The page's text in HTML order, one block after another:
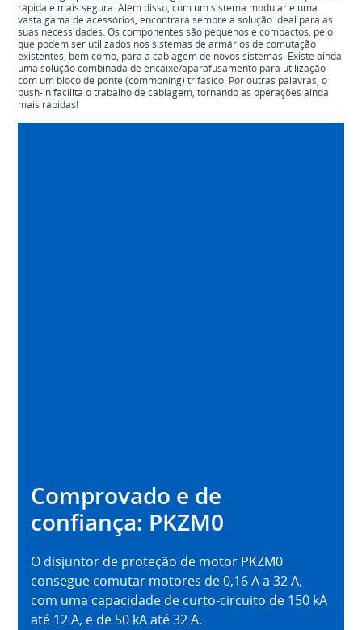
rápida e mais segura. Além disso, com um sistema modular e uma
vasta gama de acessórios, encontrará sempre a solução ideal para as
suas necessidades. Os componentes são pequenos e compactos, pelo
que podem ser utilizados nos sistemas de armários de comutação
existentes, bem como, para a cablagem de novos sistemas. Existe ainda
uma solução combinada de encaixe/aparafusamento para utilização
com um bloco de ponte (commoning) trifásico. Por outras palavras, o
push-in facilita o trabalho de cablagem, tornando as operações ainda
mais rápidas!
Comprovado e de
confiança: PKZM0
O disjuntor de proteção de motor PKZM0
consegue comutar motores de 0,16 A a 32 A,
com uma capacidade de curto-circuito de 150 kA
até 12 A, e de 50 kA até 32 A.